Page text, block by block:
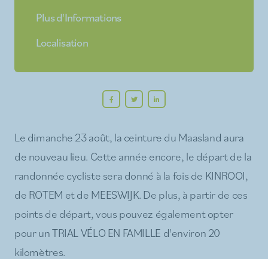
Plus d'Informations
Localisation
Le dimanche 23 août, la ceinture du Maasland aura
de nouveau lieu. Cette année encore, le départ de la
randonnée cycliste sera donné à la fois de KINROOI,
de ROTEM et de MEESWIJK. De plus, à partir de ces
points de départ, vous pouvez également opter
pour un TRIAL VÉLO EN FAMILLE d'environ 20
kilomètres.